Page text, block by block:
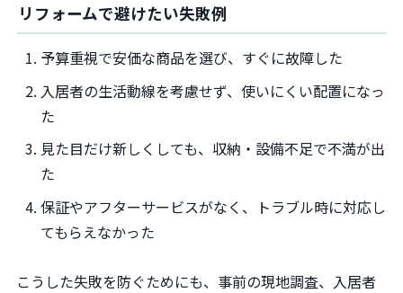
リフォームで避けたい失敗例
予算重視で安価な商品を選び、すぐに故障した
入居者の生活動線を考慮せず、使いにくい配置になっ
た
見た目だけ新しくしても、収納・設備不足で不満が出
た
保証やアフターサービスがなく、トラブル時に対応し
てもらえなかった
こうした失敗を防ぐためにも、事前の現地調査、入居者